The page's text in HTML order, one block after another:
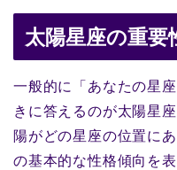
太陽星座の重要
一般的に「あなたの星
きに答えるのが太陽星
陽がどの星座の位置に
の基本的な性格傾向を表